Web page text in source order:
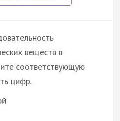
веществ в
соответствующую
цифр.